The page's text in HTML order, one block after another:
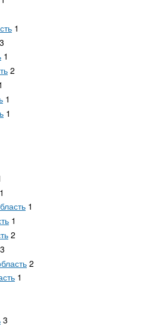
1
3
1
2
1
1
1
1
1
2
3
2
1
3